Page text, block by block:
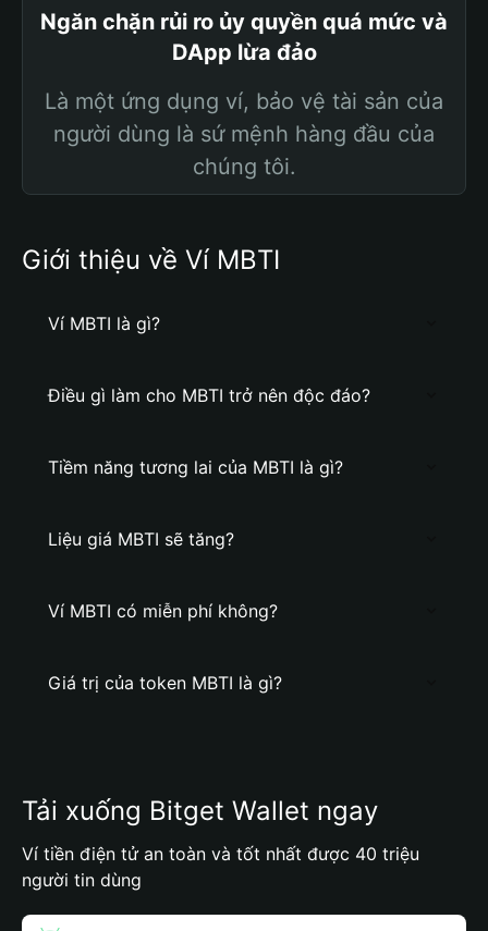
Ngăn chặn rủi ro ủy quyền quá mức và
DApp lừa đảo
Là một ứng dụng ví, bảo vệ tài sản của
người dùng là sứ mệnh hàng đầu của
chúng tôi.
Giới thiệu về Ví MBTI
Ví MBTI là gì?
Điều gì làm cho MBTI trở nên độc đáo?
Tiềm năng tương lai của MBTI là gì?
Liệu giá MBTI sẽ tăng?
Ví MBTI có miễn phí không?
Giá trị của token MBTI là gì?
Tải xuống Bitget Wallet ngay
Ví tiền điện tử an toàn và tốt nhất được 40 triệu
người tin dùng